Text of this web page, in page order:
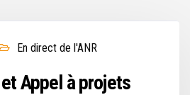
En direct de l'ANR
et Appel à projets